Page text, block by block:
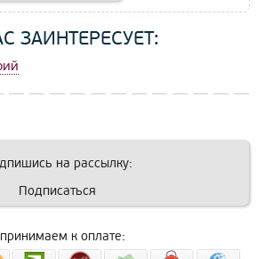
ЗАИНТЕРЕСУЕТ:
на рассылку:
Подписаться
к оплате: